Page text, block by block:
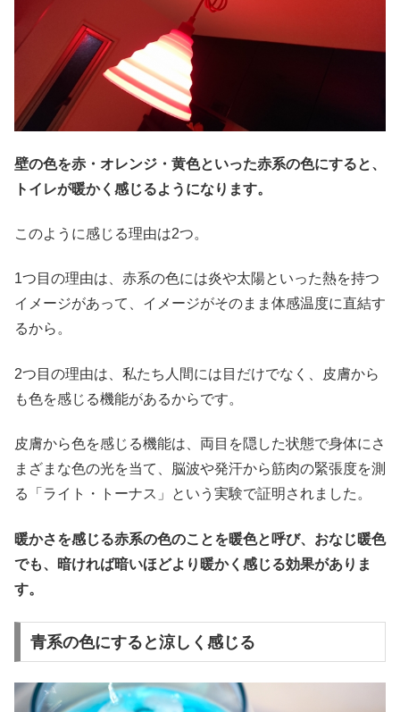
壁の色を赤・オレンジ・黄色といった赤系の色にすると、
トイレが暖かく感じるようになります。
このように感じる理由は2つ。
1つ目の理由は、赤系の色には炎や太陽といった熱を持つ
イメージがあって、イメージがそのまま体感温度に直結す
るから。
2つ目の理由は、私たち人間には目だけでなく、皮膚から
も色を感じる機能があるからです。
皮膚から色を感じる機能は、両目を隠した状態で身体にさ
まざまな色の光を当て、脳波や発汗から筋肉の緊張度を測
る「ライト・トーナス」という実験で証明されました。
暖かさを感じる赤系の色のことを暖色と呼び、おなじ暖色
でも、暗ければ暗いほどより暖かく感じる効果がありま
す。
青系の色にすると涼しく感じる